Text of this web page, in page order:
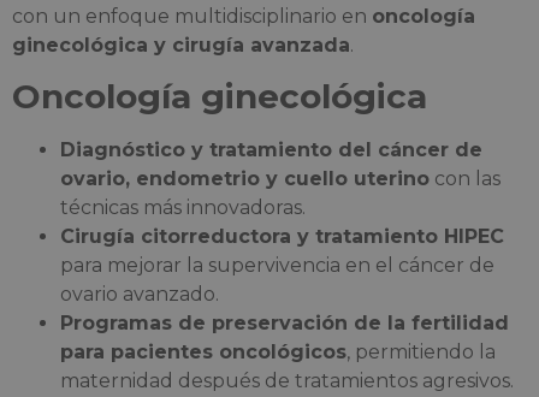
con un enfoque multidisciplinario en oncología
ginecológica y cirugía avanzada.
Oncología ginecológica
Diagnóstico y tratamiento del cáncer de
ovario, endometrio y cuello uterino con las
técnicas más innovadoras.
Cirugía citorreductora y tratamiento HIPEC
para mejorar la supervivencia en el cáncer de
ovario avanzado.
Programas de preservación de la fertilidad
para pacientes oncológicos, permitiendo la
maternidad después de tratamientos agresivos.